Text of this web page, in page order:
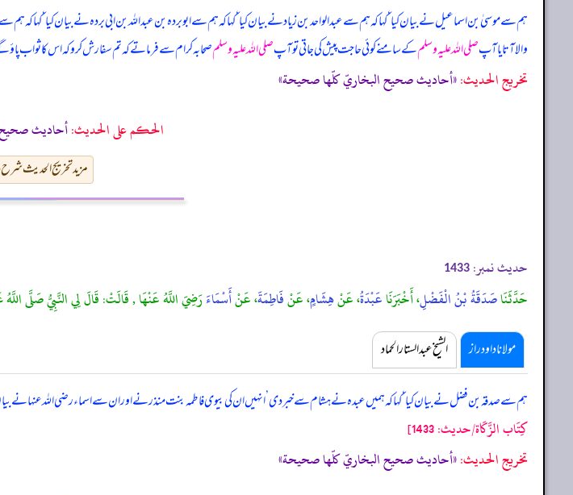
ہم سے موسیٰ بن اسماعیل نے بیان کیا ‘ کہا کہ ہم سے عبدالواحد بن زیاد نے بیان کیا ‘ کہا کہ ہم سے ابوبردہ بن عبداللہ بن ابی بردہ نے بیان کیا ‘ کہا
والا آتا یا آپصلی اللہ علیہ وسلمکے سامنے کوئی حاجت پیش کی جاتی تو آپصلی اللہ علیہ وسلمصحابہ کرام سے فرماتے کہ تم سفارش کرو کہ اس کا ثواب پاؤ
تخریج الحدیث:«أحاديث صحيح البخاريّ كلّها صحيحة»
الحكم على الحديث:أحاديث
مزید تخریج الحدیث
حدیث نمبر: 1433
حَدَّثَنَاصَدَقَةُ بْنُ الْفَضْلِ، أَخْبَرَنَاعَبْدَةُ، عَنْهِشَامٍ، عَنْفَاطِمَةَ، عَنْأَسْمَاءَرَضِيَ اللَّهُ عَنْهَا , قَالَتْ: قَالَ لِي النَّبِيُّ صَلَّى
مولانا داود راز الشیخ عبدالستار الحماد
ہم سے صدقہ بن فضل نے بیان کیا ‘ کہا کہ ہمیں عبدہ نے ہشام سے خبر دی ’ انہیں ان کی بیوی فاطمہ بنت منذر نے اور ان سے اسماء رضی اللہ عنہا نے
كِتَاب الزَّكَاة/حدیث: 1433]
تخریج الحدیث:«أحاديث صحيح البخاريّ كلّها صحيحة»